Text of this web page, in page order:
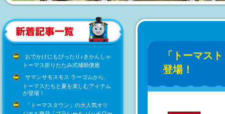
おでかけにもぴったり♪きかんしゃ
トーマス折りたたみ式補助便座
サマンサモスモス ラーゴムから、
トーマスたちと夏を楽しむアイテム
が登場！
「トーマスタウン」の大人気オリ
「トーマス
登場！